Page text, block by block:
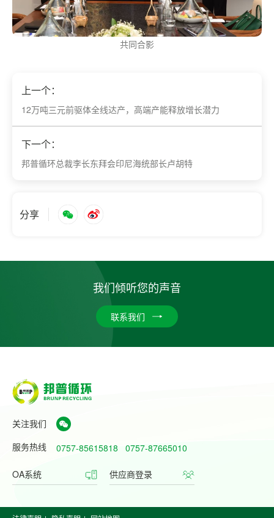
共同合影
上一个：
12万吨三元前驱体全线达产，高端产能释放增长潜力
下一个：
邦普循环总裁李长东拜会印尼海统部长卢胡特
分享
我们倾听您的声音
联系我们
关注我们
服务热线
0757-85615818 0757-87665010
OA系统 供应商登录